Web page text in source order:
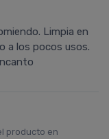
Limpia en
a los pocos usos.
producto en